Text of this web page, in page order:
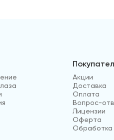
Акции
Доставка
Оплата
Вопрос-
Лицензии
Оферта
Обработка